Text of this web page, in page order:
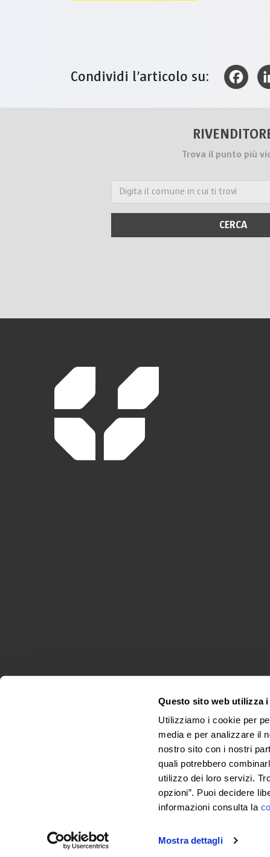
Questo sito web utilizza
Utilizziamo i cookie per
media e per analizzare il
nostro sito con i nostri
quali potrebbero
utilizzo dei loro servizi.
opzioni”. Puoi decidere
informazioni consulta la
Mostra dettagli
Condividi l’articolo su:
Trova il punto più
© 2025 Colorificio Sammarinese